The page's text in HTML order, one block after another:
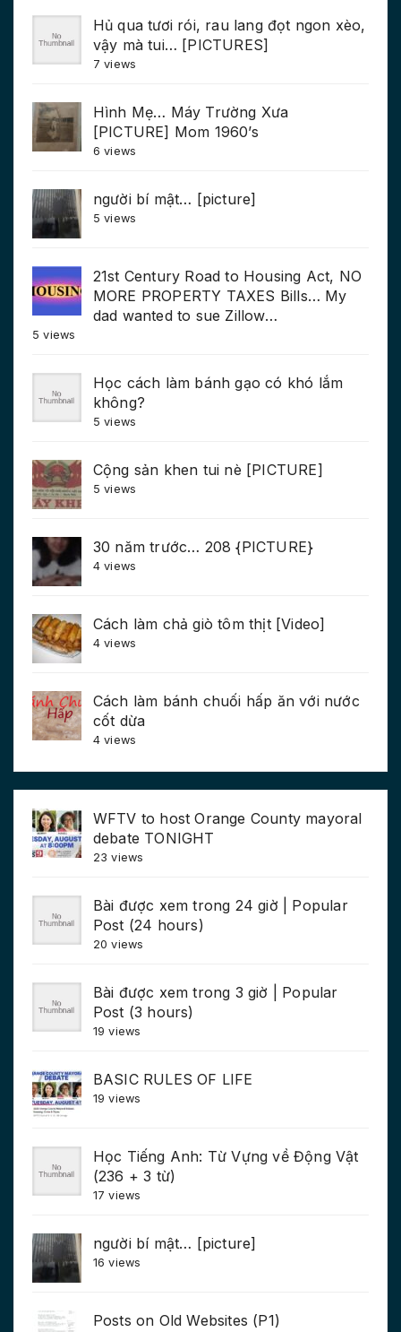
Hủ qua tươi rói, rau lang đọt ngon xèo,
vậy mà tui… [PICTURES]
7 views
Hình Mẹ… Máy Trường Xưa
[PICTURE] Mom 1960’s
6 views
người bí mật… [picture]
5 views
21st Century Road to Housing Act, NO
MORE PROPERTY TAXES Bills… My
dad wanted to sue Zillow…
5 views
Học cách làm bánh gạo có khó lắm
không?
5 views
Cộng sản khen tui nè [PICTURE]
5 views
30 năm trước… 208 {PICTURE}
4 views
Cách làm chả giò tôm thịt [Video]
4 views
Cách làm bánh chuối hấp ăn với nước
cốt dừa
4 views
WFTV to host Orange County mayoral
debate TONIGHT
23 views
Bài được xem trong 24 giờ | Popular
Post (24 hours)
20 views
Bài được xem trong 3 giờ | Popular
Post (3 hours)
19 views
BASIC RULES OF LIFE
19 views
Học Tiếng Anh: Từ Vựng về Động Vật
(236 + 3 từ)
17 views
người bí mật… [picture]
16 views
Posts on Old Websites (P1)